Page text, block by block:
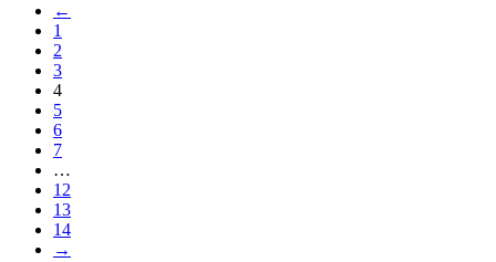
←
1
2
3
4
5
6
7
…
12
13
14
→